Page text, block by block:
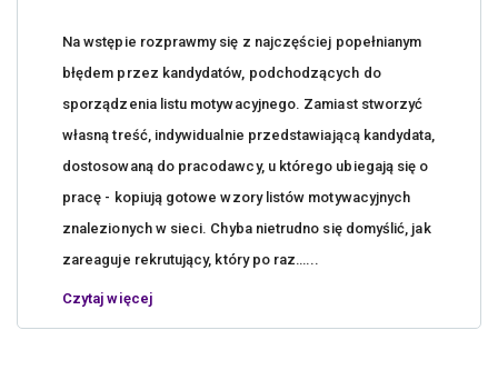
Na wstępie rozprawmy się z najczęściej popełnianym
błędem przez kandydatów, podchodzących do
sporządzenia listu motywacyjnego. Zamiast stworzyć
własną treść, indywidualnie przedstawiającą kandydata,
dostosowaną do pracodawcy, u którego ubiegają się o
pracę - kopiują gotowe wzory listów motywacyjnych
znalezionych w sieci. Chyba nietrudno się domyślić, jak
zareaguje rekrutujący, który po raz…...
Czytaj więcej